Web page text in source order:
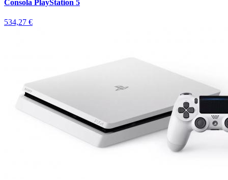
Consola PlayStation 5
534,27 €